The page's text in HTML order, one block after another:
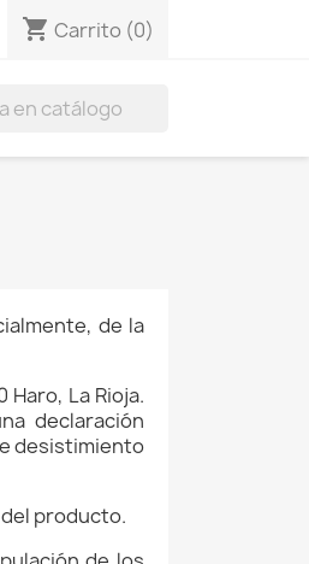
shopping_cart Carrito (0)
de la
La Rioja.
declaración
desistimiento
producto.